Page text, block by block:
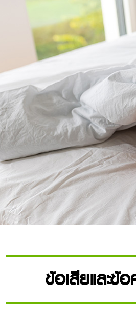
ข้อเสียและข้